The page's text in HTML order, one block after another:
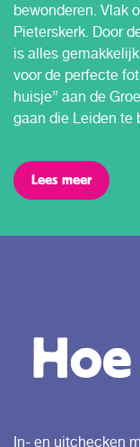
bewonderen. Vlak
Pieterskerk. Door
is alles
voor de perfecte
huisje” aan de
gaan die Leiden te
Lees meer
In- en uitchecken